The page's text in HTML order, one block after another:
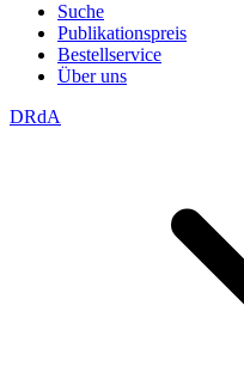
Suche
Publikationspreis
Bestellservice
Über uns
DRdA